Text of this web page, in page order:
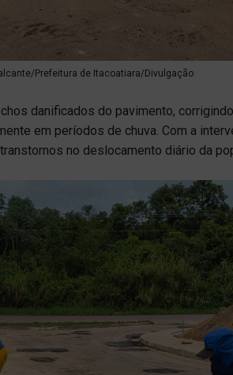
Prefeitura de Itacoatiara/Divulgação
danificados do pavimento,
em períodos de chuva. Com a
no deslocamento diário da